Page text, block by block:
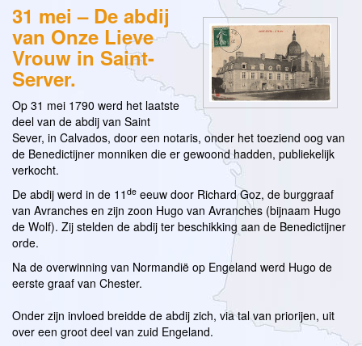
31 mei – De abdij
van Onze Lieve
Vrouw in Saint-
Server.
Op 31 mei 1790 werd het laatste
deel van de abdij van Saint
Sever, in Calvados, door een notaris, onder het toeziend oog van
de Benedictijner monniken die er gewoond hadden, publiekelijk
verkocht.
De abdij werd in de 11 de eeuw door Richard Goz, de burggraaf
van Avranches en zijn zoon Hugo van Avranches (bijnaam Hugo
de Wolf). Zij stelden de abdij ter beschikking aan de Benedictijner
orde.
Na de overwinning van Normandië op Engeland werd Hugo de
eerste graaf van Chester.
Onder zijn invloed breidde de abdij zich, via tal van priorijen, uit
over een groot deel van zuid Engeland.